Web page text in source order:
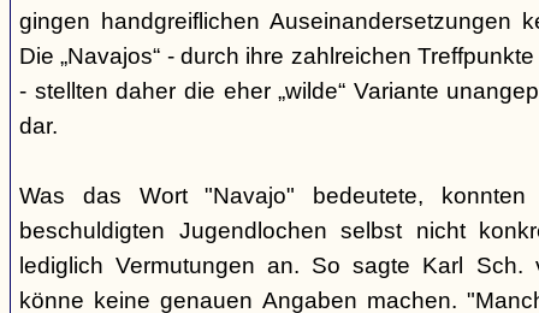
gingen handgreiflichen Auseinandersetzungen
Die „Navajos“ - durch ihre zahlreichen
- stellten daher die eher „wilde“ Variante
dar.
Was das Wort "Navajo" bedeutete, konnten
beschuldigten Jugendlochen selbst nicht
lediglich Vermutungen an. So sagte Karl
könne keine genauen Angaben machen.